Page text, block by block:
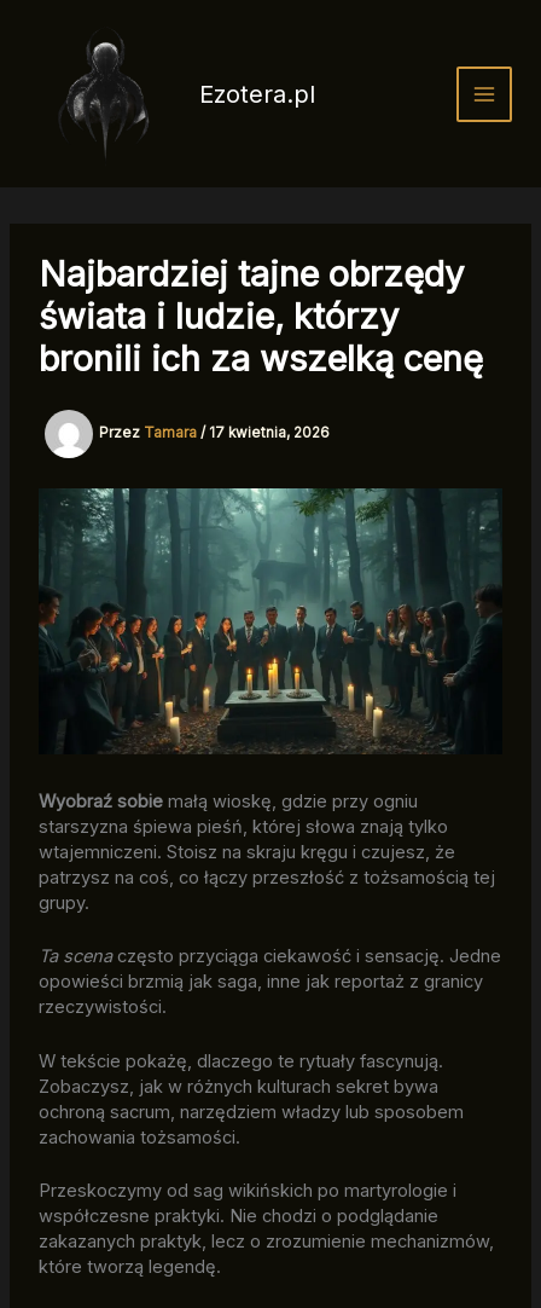
Ezotera.pl
Najbardziej tajne obrzędy
świata i ludzie, którzy
bronili ich za wszelką cenę
Przez Tamara / 17 kwietnia, 2026
Wyobraź sobiemałą wioskę, gdzie przy ogniu
starszyzna śpiewa pieśń, której słowa znają tylko
wtajemniczeni. Stoisz na skraju kręgu i czujesz, że
patrzysz na coś, co łączy przeszłość z tożsamością tej
grupy.
Ta scenaczęsto przyciąga ciekawość i sensację. Jedne
opowieści brzmią jak saga, inne jak reportaż z granicy
rzeczywistości.
W tekście pokażę, dlaczego te rytuały fascynują.
Zobaczysz, jak w różnych kulturach sekret bywa
ochroną sacrum, narzędziem władzy lub sposobem
zachowania tożsamości.
Przeskoczymy od sag wikińskich po martyrologie i
współczesne praktyki. Nie chodzi o podglądanie
zakazanych praktyk, lecz o zrozumienie mechanizmów,
które tworzą legendę.